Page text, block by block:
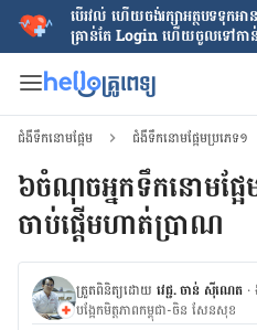
បើរវល់ ហើយចង់​រក្សាអត្ថបទទុកអ
គ្រាន់តែ​ Login ហើយចូលទៅកា
ជំងឺទឹកនោមផ្អែម ជំងឺទឹកនោមផ្អែមប្រភេទ១
៦ចំណុចអ្នកទឹកនោមផ្អែ
ចាប់​ផ្ដើម​ហាត់ប្រាណ​
ត្រួតពិនិត្យដោយ វេជ្ជ. ចាន់ ស៊ីណេត ·
បង្អែកមិត្តភាពកម្ពុជា-ចិន សែនសុខ